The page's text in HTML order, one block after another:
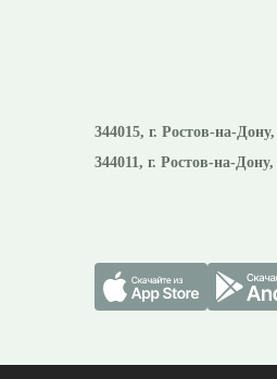
344015, г. Ростов-на-Дону,
344011, г. Ростов-на-Дону,